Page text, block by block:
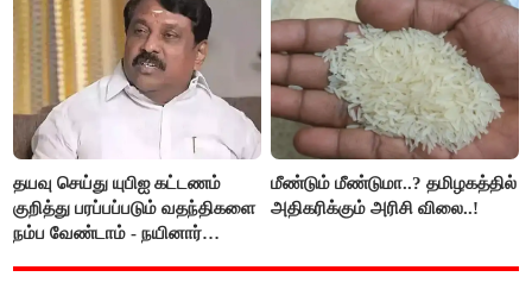
தயவு செய்து யுபிஐ கட்டணம்
குறித்து பரப்பப்படும் வதந்திகளை
நம்ப வேண்டாம் - நயினார்
மீண்டும் மீண்டுமா..? தமிழகத்தில்
அதிகரிக்கும் அரிசி விலை..!